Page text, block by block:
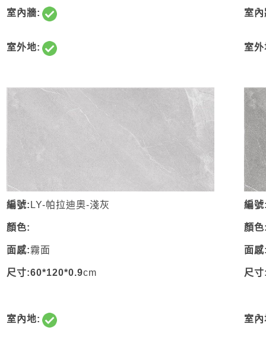
室內牆:
室外地:
室
室
編號: LY-帕拉迪奧-淺灰
顏色:
面感:霧面
尺寸:60*120*0.9cm
室內地:
編
顏
面
尺
室